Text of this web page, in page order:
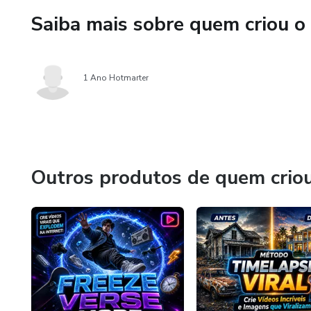
✔ Criar conteúdo sem
🔥 Instagram
🔥 TikTok
🔥 YouTube Shorts
🔥 Kwai
🔥 Perfis Dark
Saiba mais sobre quem criou
1 Ano Hotmarter
Outros produtos de quem